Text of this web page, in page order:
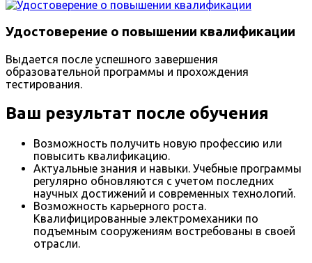
Удостоверение о повышении квалификации
Выдается после успешного завершения
образовательной программы и прохождения
тестирования.
Ваш результат после обучения
Возможность получить новую профессию или
повысить квалификацию.
Актуальные знания и навыки. Учебные программы
регулярно обновляются с учетом последних
научных достижений и современных технологий.
Возможность карьерного роста.
Квалифицированные электромеханики по
подъемным сооружениям востребованы в своей
отрасли.